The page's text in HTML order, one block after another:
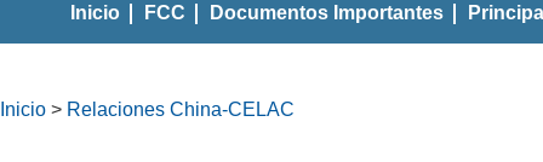
Inicio FCC Documentos Importantes
Inicio > Relaciones China-CELAC